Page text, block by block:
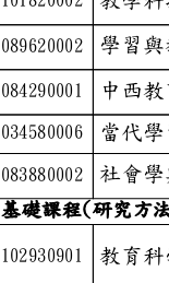
089620002
學
084290001中
034580006
當
083880002社會
基礎課程(
102930901
教